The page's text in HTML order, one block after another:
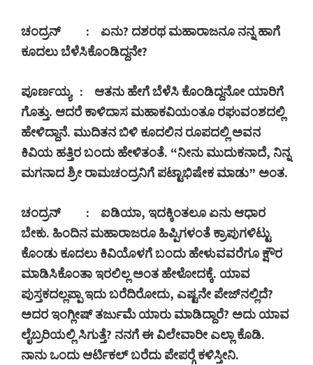
ಚಂದ್ರನ್ : ಏನು? ದಶರಥ ಮಹಾರಾಜನೂ ನನ್ನ ಹಾಗೆ
ಕೂದಲು ಬೆಳೆಸಿಕೊಂಡಿದ್ದನೇ?
ಪೂರ್ಣಯ್ಯ: ಆತನು ಹೇಗೆ ಬೆಳೆಸಿ ಕೊಂಡಿದ್ದನೋ ಯಾರಿಗೆ
ಗೊತ್ತು. ಆದರೆ ಕಾಳಿದಾಸ ಮಹಾಕವಿಯಂತೂ ರಘುವಂಶದಲ್ಲಿ
ಹೇಳಿದ್ದಾನೆ. ಮುದಿತನ ಬಿಳಿ ಕೂದಲಿನ ರೂಪದಲ್ಲಿ ಅವನ
ಕಿವಿಯ ಹತ್ತಿರ ಬಂದು ಹೇಳಿತಂತೆ. “ನೀನು ಮುದುಕನಾದೆ, ನಿನ್ನ
ಮಗನಾದ ಶ್ರೀ ರಾಮಚಂದ್ರನಿಗೆ ಪಟ್ಟಾಭಿಷೇಕ ಮಾಡು” ಅಂತ.
ಚಂದ್ರನ್ : ಐಡಿಯಾ, ಇದಕ್ಕಿಂತಲೂ ಏನು ಆಧಾರ
ಬೇಕು. ಹಿಂದಿನ ಮಹಾರಾಜರೂ ಹಿಪ್ಪಿಗಳಂತೆ ಕ್ರಾಪುಗಳಿಟ್ಟು
ಕೊಂಡು ಕೂದಲು ಕಿವಿಯೊಳಗೆ ಬಂದು ಹೇಳುವವರೆಗೂ ಕ್ಷೌರ
ಮಾಡಿಸಿಕೊಂತಾ ಇರಲಿಲ್ಲ ಅಂತ ಹೇಳೋದಕ್ಕೆ. ಯಾವ
ಪುಸ್ತಕದಲ್ಲಪ್ಪಾ ಇದು ಬರೆದಿರೋದು, ಎಷ್ಟನೇ ಪೇಜ್‍ನಲ್ಲಿದೆ?
ಅದರ ಇಂಗ್ಲೀಷ್ ತರ್ಜುಮೆ ಯಾರು ಮಾಡಿದ್ದಾರೆ? ಅದು ಯಾವ
ಲೈಬ್ರರಿಯಲ್ಲಿ ಸಿಗುತ್ತೆ? ನನಗೆ ಈ ವಿಲೇವಾರೀ ಎಲ್ಲಾ ಕೊಡಿ.
ನಾನು ಒಂದು ಆರ್ಟಿಕಲ್ ಬರೆದು ಪೇಪರ್‍ಗೆ ಕಳಿಸ್ತೀನಿ.